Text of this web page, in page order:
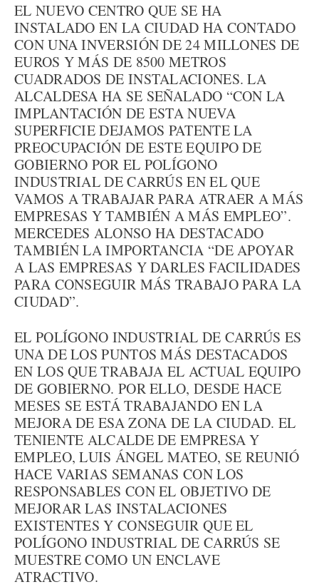
EL NUEVO CENTRO QUE SE HA
INSTALADO EN LA CIUDAD HA CONTADO
CON UNA INVERSIÓN DE 24 MILLONES DE
EUROS Y MÁS DE 8500 METROS
CUADRADOS DE INSTALACIONES. LA
ALCALDESA HA SE SEÑALADO “CON LA
IMPLANTACIÓN DE ESTA NUEVA
SUPERFICIE DEJAMOS PATENTE LA
PREOCUPACIÓN DE ESTE EQUIPO DE
GOBIERNO POR EL POLÍGONO
INDUSTRIAL DE CARRÚS EN EL QUE
VAMOS A TRABAJAR PARA ATRAER A MÁS
EMPRESAS Y TAMBIÉN A MÁS EMPLEO”.
MERCEDES ALONSO HA DESTACADO
TAMBIÉN LA IMPORTANCIA “DE APOYAR
A LAS EMPRESAS Y DARLES FACILIDADES
PARA CONSEGUIR MÁS TRABAJO PARA LA
CIUDAD”.
EL POLÍGONO INDUSTRIAL DE CARRÚS ES
UNA DE LOS PUNTOS MÁS DESTACADOS
EN LOS QUE TRABAJA EL ACTUAL EQUIPO
DE GOBIERNO. POR ELLO, DESDE HACE
MESES SE ESTÁ TRABAJANDO EN LA
MEJORA DE ESA ZONA DE LA CIUDAD. EL
TENIENTE ALCALDE DE EMPRESA Y
EMPLEO, LUIS ÁNGEL MATEO, SE REUNIÓ
HACE VARIAS SEMANAS CON LOS
RESPONSABLES CON EL OBJETIVO DE
MEJORAR LAS INSTALACIONES
EXISTENTES Y CONSEGUIR QUE EL
POLÍGONO INDUSTRIAL DE CARRÚS SE
MUESTRE COMO UN ENCLAVE
ATRACTIVO.